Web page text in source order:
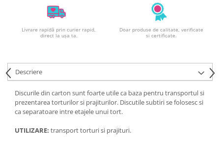
Articole party
Livrare rapidă prin curier rapid,
direct la ușa ta.
Doar produse de calitate, verificate
si certificate.
Descriere
Discurile din carton sunt foarte utile ca baza pentru transportul si
prezentarea torturilor si prajiturilor. Discutile subtiri se folosesc si
ca separatoare intre etajele unui tort.
UTILIZARE: transport torturi si prajituri.